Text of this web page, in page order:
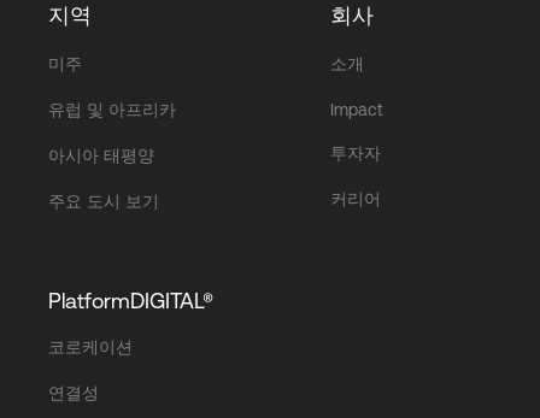
지역
미주
유럽 및 아프리카
아시아 태평양
주요 도시 보기
회사
소개
Impact
투자자
커리어
PlatformDIGITAL®
코로케이션
연결성